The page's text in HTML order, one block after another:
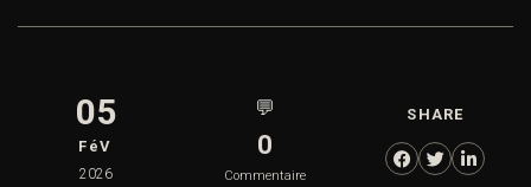
05
FéV
2026
💬
0
Commentaire
SHARE